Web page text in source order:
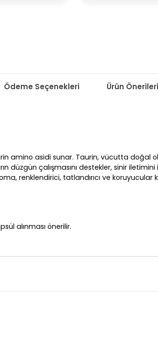
Ödeme Seçenekleri Ürün Önerileri
asidi sunar. Taurin, vücutta doğal
çalışmasını destekler, sinir iletimini
renklendirici, tatlandırıcı ve koruyucular
alınması önerilir.